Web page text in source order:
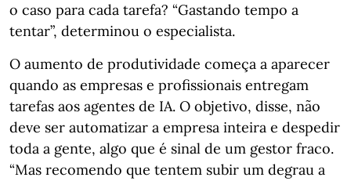
o caso para cada tarefa? “Gastando tempo a
tentar”, determinou o especialista.
O aumento de produtividade começa a aparecer
quando as empresas e profissionais entregam
tarefas aos agentes de IA. O objetivo, disse, não
deve ser automatizar a empresa inteira e despedir
toda a gente, algo que é sinal de um gestor fraco.
“Mas recomendo que tentem subir um degrau a